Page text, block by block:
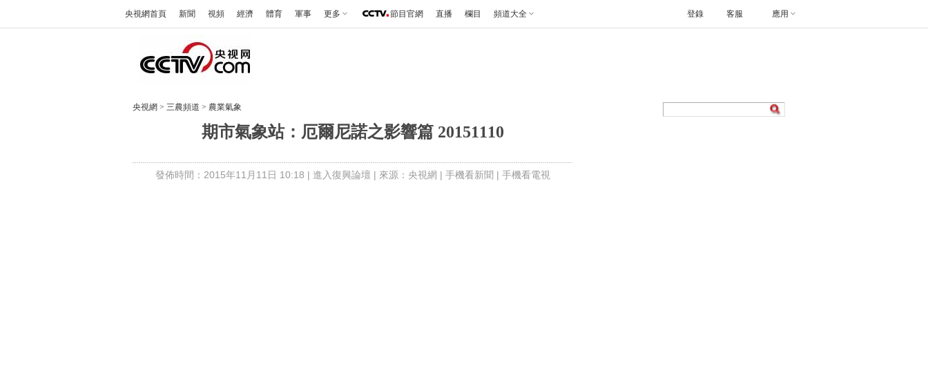
央視網首頁 新聞 視頻 經濟 體育 軍事 更多 節目官網 直播 欄目 頻道大全 客服 應用
登錄
央視網 > 三農頻道 > 農業氣象
期市氣象站：厄爾尼諾之影響篇 20151110
發佈時間：2015年11月11日 10:18 | 進入復興論壇 | 來源：央視網 | 手機看新聞 | 手機看電視